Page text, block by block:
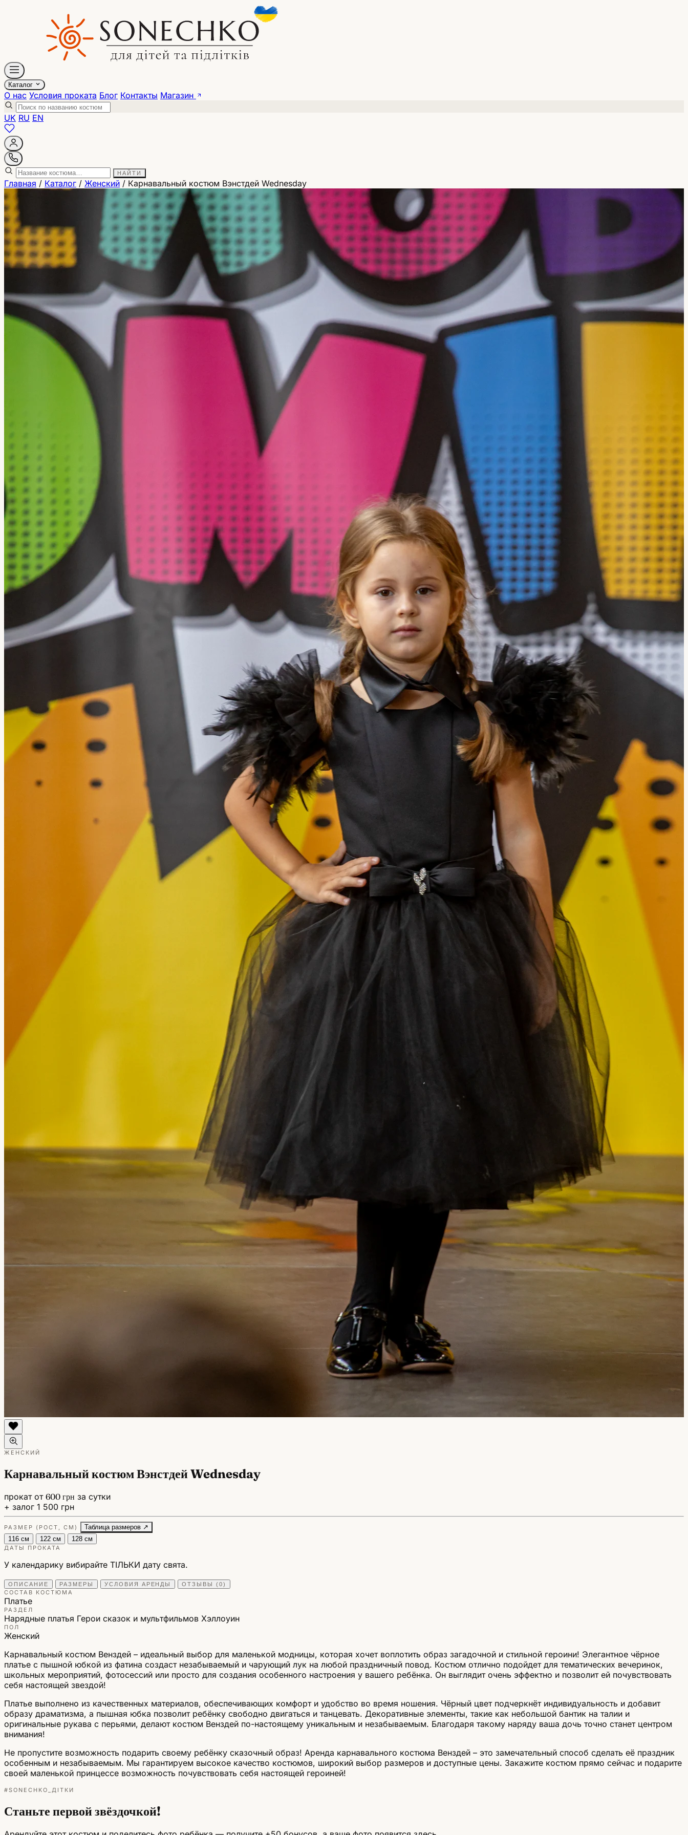
Каталог
О нас Условия проката Блог Контакты Магазин
UK RU EN
НАЙТИ
Главная / Каталог / Женский / Карнавальный костюм Вэнстдей Wednesday
ЖЕНСКИЙ
Карнавальный костюм Вэнстдей Wednesday
прокат от 600 грн за сутки
+ залог 1 500 грн
РАЗМЕР (РОСТ, СМ)
Таблица размеров ↗
116 см
122 см 128 см
ДАТЫ ПРОКАТА
У календарику вибирайте ТІЛЬКИ дату свята.
ОПИСАНИЕ РАЗМЕРЫ УСЛОВИЯ АРЕНДЫ ОТЗЫВЫ (0)
СОСТАВ КОСТЮМА
Платье
РАЗДЕЛ
Нарядные платья Герои сказок и мультфильмов Хэллоуин
ПОЛ
Женский
Карнавальный костюм Венздей – идеальный выбор для маленькой модницы, которая хочет воплотить образ загадочной и стильной героини! Элегантное чёрное
платье с пышной юбкой из фатина создаст незабываемый и чарующий лук на любой праздничный повод. Костюм отлично подойдет для тематических вечеринок,
школьных мероприятий, фотосессий или просто для создания особенного настроения у вашего ребёнка. Он выглядит очень эффектно и позволит ей почувствовать
себя настоящей звездой!
Платье выполнено из качественных материалов, обеспечивающих комфорт и удобство во время ношения. Чёрный цвет подчеркнёт индивидуальность и добавит
образу драматизма, а пышная юбка позволит ребёнку свободно двигаться и танцевать. Декоративные элементы, такие как небольшой бантик на талии и
оригинальные рукава с перьями, делают костюм Венздей по-настоящему уникальным и незабываемым. Благодаря такому наряду ваша дочь точно станет центром
внимания!
Не пропустите возможность подарить своему ребёнку сказочный образ! Аренда карнавального костюма Венздей – это замечательный способ сделать её праздник
особенным и незабываемым. Мы гарантируем высокое качество костюмов, широкий выбор размеров и доступные цены. Закажите костюм прямо сейчас и подарите
своей маленькой принцессе возможность почувствовать себя настоящей героиней!
#SONECHKO_ДІТКИ
Станьте первой звёздочкой!